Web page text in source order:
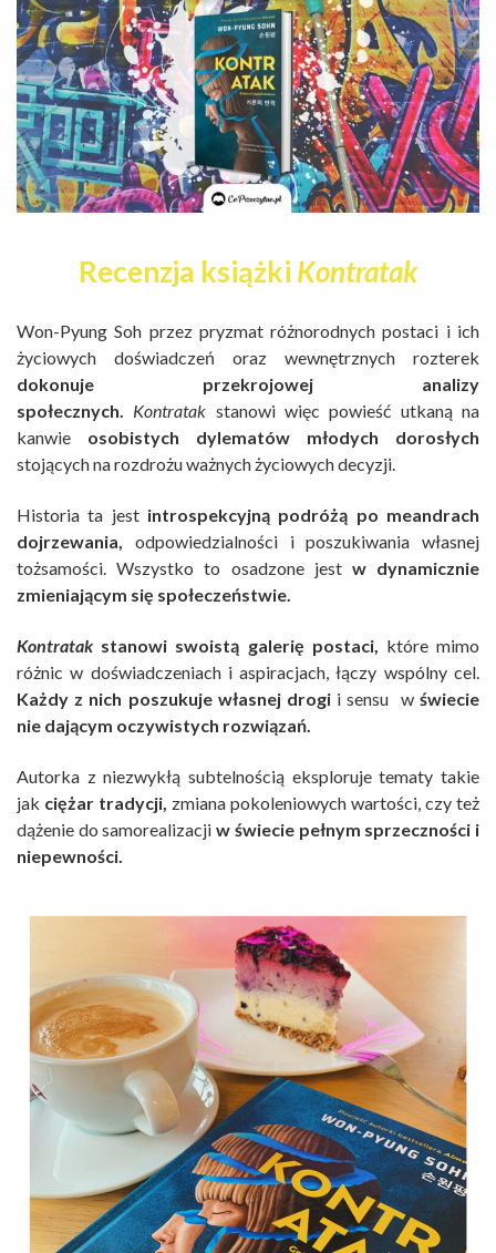
Recenzja książki Kontratak
Won-Pyung Soh przez pryzmat różnorodnych postaci i ich
życiowych doświadczeń oraz wewnętrznych rozterek
dokonuje przekrojowej analizy
społecznych. Kontratak stanowi więc powieść utkaną na
kanwie osobistych dylematów młodych dorosłych
stojących na rozdrożu ważnych życiowych decyzji.
Historia ta jest introspekcyjną podróżą po meandrach
dojrzewania, odpowiedzialności i poszukiwania własnej
tożsamości. Wszystko to osadzone jest w dynamicznie
zmieniającym się społeczeństwie.
Kontratak stanowi swoistą galerię postaci, które mimo
różnic w doświadczeniach i aspiracjach, łączy wspólny cel.
Każdy z nich poszukuje własnej drogi i sensu wświecie
nie dającym oczywistych rozwiązań.
Autorka z niezwykłą subtelnością eksploruje tematy takie
jak ciężar tradycji, zmiana pokoleniowych wartości, czy też
dążenie do samorealizacji w świecie pełnym sprzeczności i
niepewności.